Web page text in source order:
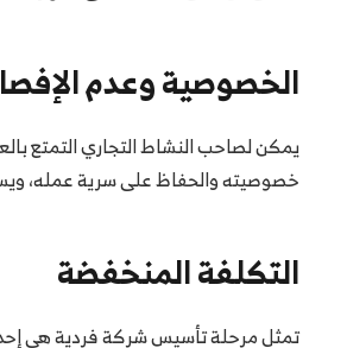
الخصوصية وعدم
يمكن لصاحب النشاط التجاري التمتع
خصوصيته والحفاظ على سرية عمله،
التكلفة المنخفضة
تمثل مرحلة تأسيس شركة فردية هي